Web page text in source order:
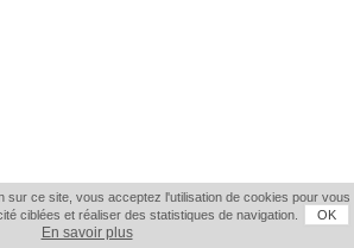
sur ce site, vous acceptez l'utilisation de cookies pour vous
ciblées et réaliser des statistiques de navigation.
OK
En savoir plus